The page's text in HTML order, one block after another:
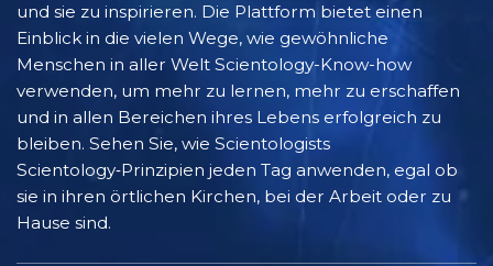
und sie zu inspirieren. Die Plattform bietet einen
Einblick in die vielen Wege, wie gewöhnliche
Menschen in aller Welt Scientology-Know-how
verwenden, um mehr zu lernen, mehr zu erschaffen
und in allen Bereichen ihres Lebens erfolgreich zu
bleiben. Sehen Sie, wie Scientologists
Scientology‑Prinzipien jeden Tag anwenden, egal ob
sie in ihren örtlichen Kirchen, bei der Arbeit oder zu
Hause sind.